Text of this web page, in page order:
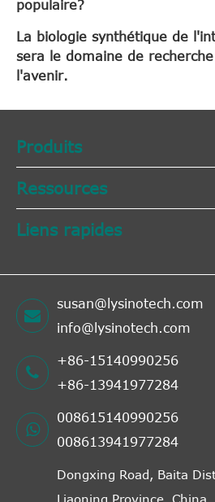
populaire?
La biologie synthétique de
sera le domaine de
l'avenir.
Produits
Ressources
Liens rapides
susan@lysinotech.com
info@lysinotech.com
+86-15140990256
+86-13941977284
008615140990256
008613941977284
Dongxing Road, Baita
Liaoning Province, China